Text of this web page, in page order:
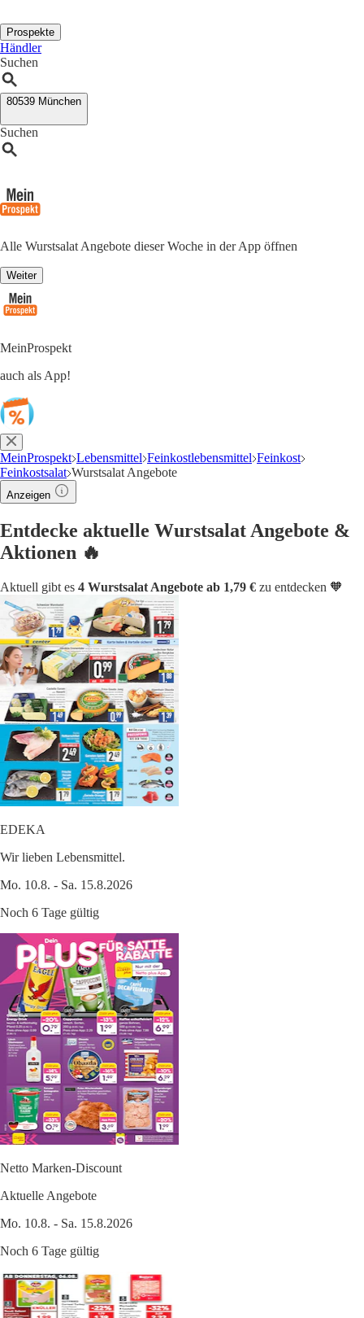
Prospekte
Händler
Suchen
80539 München
Suchen
Alle Wurstsalat Angebote dieser Woche in der App öffnen
Weiter
MeinProspekt
auch als App!
MeinProspekt Lebensmittel Feinkostlebensmittel Feinkost
Feinkostsalat Wurstsalat Angebote
Anzeigen
Entdecke aktuelle Wurstsalat Angebote &
Aktionen 🔥
Aktuell gibt es 4 Wurstsalat Angebote ab 1,79 € zu entdecken 🧡
EDEKA
Wir lieben Lebensmittel.
Mo. 10.8. - Sa. 15.8.2026
Noch 6 Tage gültig
Netto Marken-Discount
Aktuelle Angebote
Mo. 10.8. - Sa. 15.8.2026
Noch 6 Tage gültig